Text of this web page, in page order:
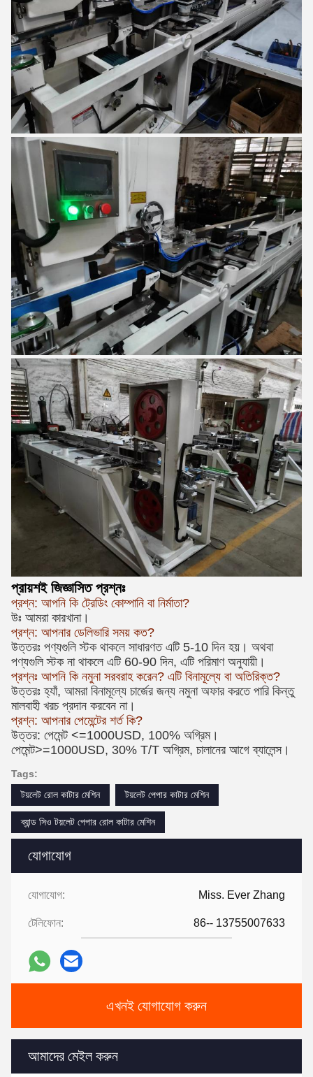
যোগাযোগ
যোগাযোগ: Miss. Ever Zhang
টেলিফোন: 86-- 13755007633
এখনই যোগাযোগ করুন
আমাদের মেইল করুন
প্রায়শই জিজ্ঞাসিত প্রশ্নঃ
প্রশ্ন: আপনি কি ট্রেডিং কোম্পানি বা নির্মাতা?
উঃ আমরা কারখানা।
প্রশ্ন: আপনার ডেলিভারি সময় কত?
উত্তরঃ পণ্যগুলি স্টক থাকলে সাধারণত এটি 5-10 দিন হয়। অথবা
পণ্যগুলি স্টক না থাকলে এটি 60-90 দিন, এটি পরিমাণ অনুযায়ী।
প্রশ্নঃ আপনি কি নমুনা সরবরাহ করেন? এটি বিনামূল্যে বা অতিরিক্ত?
উত্তরঃ হ্যাঁ, আমরা বিনামূল্যে চার্জের জন্য নমুনা অফার করতে পারি কিন্তু
মালবাহী খরচ প্রদান করবেন না।
প্রশ্ন: আপনার পেমেন্টের শর্ত কি?
উত্তর: পেমেন্ট <=1000USD, 100% অগ্রিম।
পেমেন্ট>=1000USD, 30% T/T অগ্রিম, চালানের আগে ব্যালেন্স।
Tags:
টয়লেট রোল কাটার মেশিন
টয়লেট পেপার কাটার মেশিন
ব্যান্ড সিও টয়লেট পেপার রোল কাটার মেশিন